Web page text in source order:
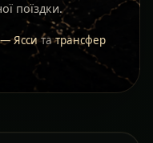
поїздки.
Ясситатрансфер